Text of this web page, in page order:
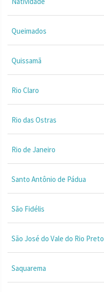
Queimados
Quissamã
Rio Claro
Rio das Ostras
Rio de Janeiro
Santo Antônio de Pádua
São Fidélis
São José do Vale do Rio Preto
Saquarema